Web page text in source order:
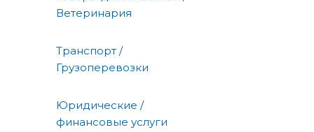
Ветеринария
Транспорт /
Грузоперевозки
Юридические /
финансовые услуги